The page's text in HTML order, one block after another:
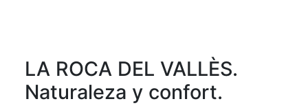
LA ROCA DEL VALLÈS.
Naturaleza y confort.